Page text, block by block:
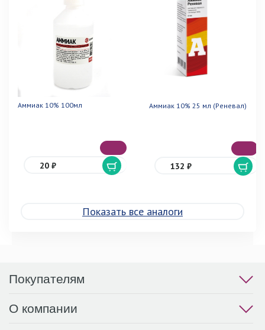
Аммиак 10% 100мл
20 ₽
Аммиак 10% 25 мл (Реневал)
132 ₽
Показать все аналоги
Покупателям
О компании